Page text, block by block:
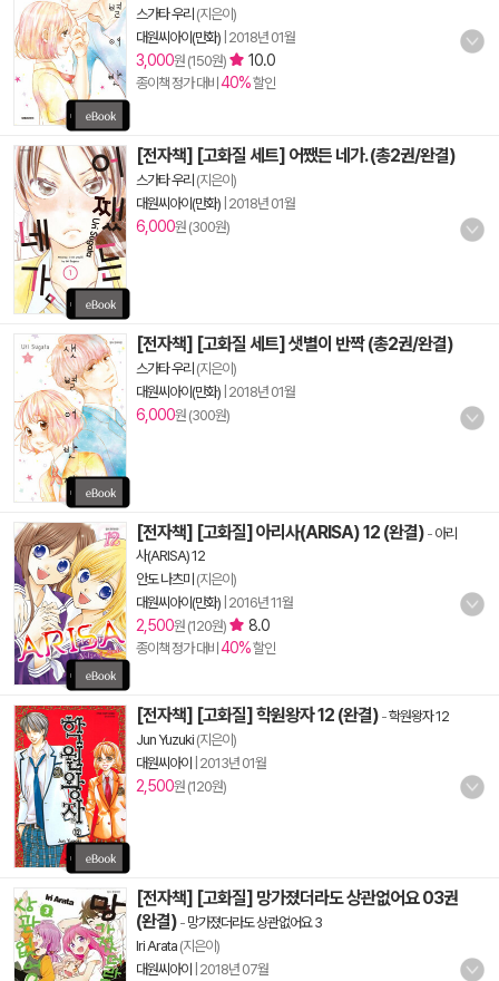
스가타 우리 (지은이)
대원씨아이(만화) 2018년 01월
3,000원 (150원) 10.0
종이책 정가 대비 40%할인
[전자책] [고화질 세트] 어쨌든 네가. (총2권/완결)
스가타 우리 (지은이)
대원씨아이(만화) 2018년 01월
6,000원 (300원)
[전자책] [고화질 세트] 샛별이 반짝 (총2권/완결)
스가타 우리 (지은이)
대원씨아이(만화) 2018년 01월
6,000원 (300원)
[전자책] [고화질] 아리사(ARISA) 12 (완결) - 아리
사(ARISA) 12
안도 나츠미 (지은이)
대원씨아이(만화) 2016년 11월
2,500원 (120원) 8.0
종이책 정가 대비 40%할인
[전자책] [고화질] 학원왕자 12 (완결) -학원왕자 12
Jun Yuzuki (지은이)
대원씨아이
2013년 01월
2,500원 (120원)
[전자책] [고화질] 망가졌더라도 상관없어요 03권
(완결) - 망가졌더라도 상관없어요 3
Iri Arata (지은이)
대원씨아이
2018년 07월